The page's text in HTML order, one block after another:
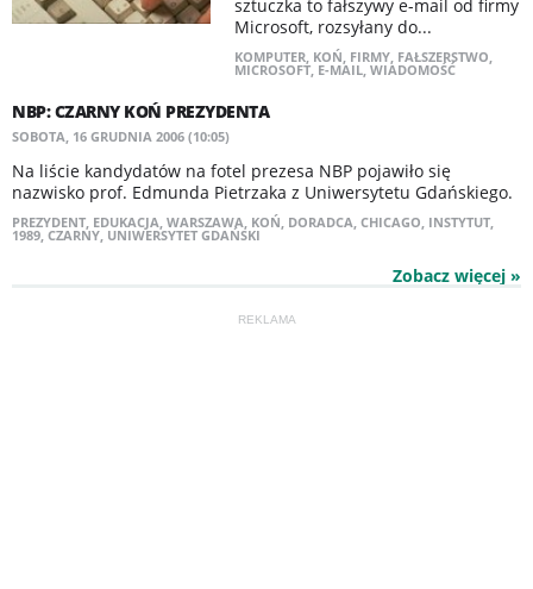
sztuczka to fałszywy e-mail od firmy
Microsoft, rozsyłany do...
KOMPUTER, KOŃ, FIRMY, FAŁSZERSTWO,
MICROSOFT, E-MAIL, WIADOMOŚĆ
NBP: CZARNY KOŃ PREZYDENTA
SOBOTA, 16 GRUDNIA 2006 (10:05)
Na liście kandydatów na fotel prezesa NBP pojawiło się
nazwisko prof. Edmunda Pietrzaka z Uniwersytetu Gdańskiego.
PREZYDENT, EDUKACJA, WARSZAWA, KOŃ, DORADCA, CHICAGO, INSTYTUT,
1989, CZARNY, UNIWERSYTET GDAŃSKI
Zobacz więcej »
REKLAMA